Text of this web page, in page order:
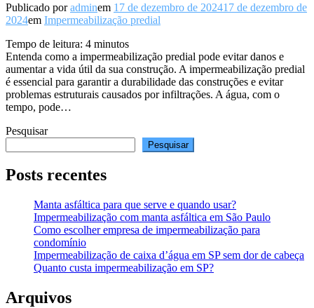
Publicado poradminem 17 de dezembro de 202417 de dezembro de
2024em Impermeabilização predial
Tempo de leitura: 4 minutos
Entenda como a impermeabilização predial pode evitar danos e
aumentar a vida útil da sua construção. A impermeabilização predial
é essencial para garantir a durabilidade das construções e evitar
problemas estruturais causados por infiltrações. A água, com o
tempo, pode…
Pesquisar
Pesquisar
Posts recentes
Manta asfáltica para que serve e quando usar?
Impermeabilização com manta asfáltica em São Paulo
Como escolher empresa de impermeabilização para
condomínio
Impermeabilização de caixa d’água em SP sem dor de cabeça
Quanto custa impermeabilização em SP?
Arquivos